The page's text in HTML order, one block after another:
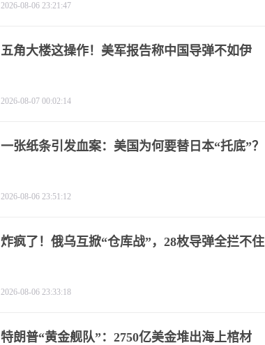
2026-08-06 23:21:47
五角大楼这操作！美军报告称中国导弹不如伊
2026-08-07 00:02:14
一张纸条引发血案：美国为何要替日本“托底”？
2026-08-06 23:51:12
炸疯了！俄乌互掀“仓库战”，28枚导弹全拦不住
2026-08-06 23:33:18
特朗普“黄金舰队”：2750亿美金堆出海上棺材